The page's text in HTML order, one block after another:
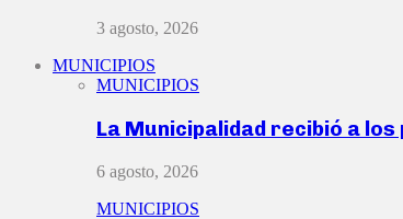
3 agosto, 2026
MUNICIPIOS
MUNICIPIOS
La Municipalidad recibió a
6 agosto, 2026
MUNICIPIOS